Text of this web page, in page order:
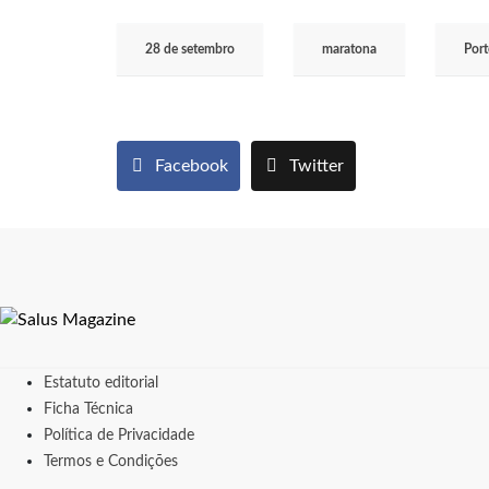
28 de setembro maratona
Facebook Twitter
Estatuto editorial
Ficha Técnica
Política de Privacidade
Termos e Condições